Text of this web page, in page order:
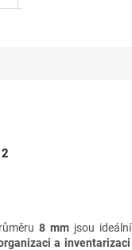
8 mmjsou
a inventarizaci